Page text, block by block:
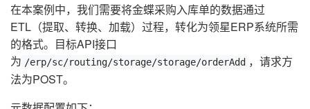
在本案例中，我们需要将金蝶采购入库单的数据通过
ETL（提取、转换、加载）过程，转化为领星ERP系统所需
的格式。目标API接口
为 /erp/sc/routing/storage/storage/orderAdd ，请求方
法为POST。